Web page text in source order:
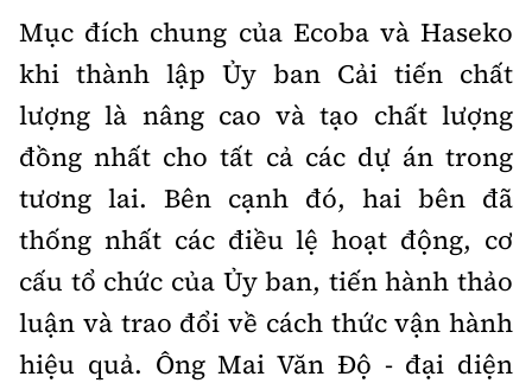
Mục đích chung của Ecoba và Haseko
khi thành lập Ủy ban Cải tiến chất
lượng là nâng cao và tạo chất lượng
đồng nhất cho tất cả các dự án trong
tương lai. Bên cạnh đó, hai bên đã
thống nhất các điều lệ hoạt động, cơ
cấu tổ chức của Ủy ban, tiến hành thảo
luận và trao đổi về cách thức vận hành
hiệu quả. Ông Mai Văn Độ - đại diện